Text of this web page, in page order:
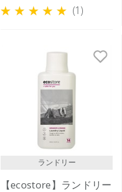
(1)
ランドリー
【ecostore】ランドリー